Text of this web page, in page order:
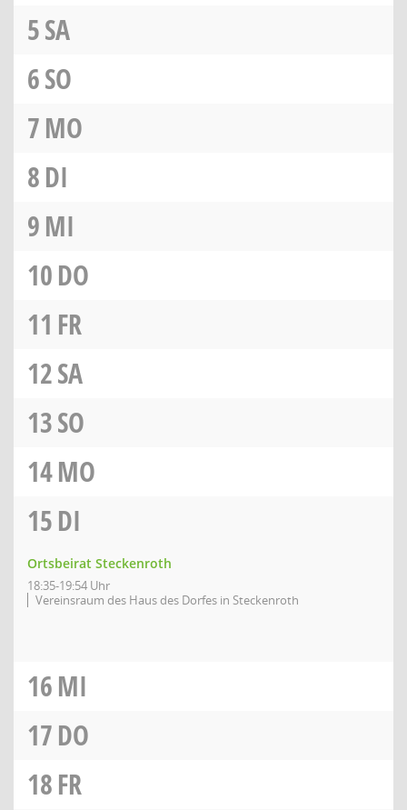
5SA
6SO
7MO
8DI
9MI
10DO
11 FR
12SA
13SO
14MO
15DI
Ortsbeirat Steckenroth
18:35-19:54 Uhr
Vereinsraum des Haus des Dorfes in Steckenroth
16MI
17DO
18FR